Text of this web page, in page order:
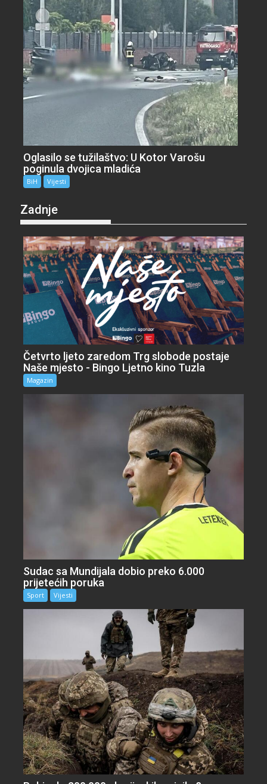
Oglasilo se tužilaštvo: U Kotor Varošu
poginula dvojica mladića
BiH Vijesti
Zadnje
Četvrto ljeto zaredom Trg slobode postaje
Naše mjesto - Bingo Ljetno kino Tuzla
Magazin
Sudac sa Mundijala dobio preko 6.000
prijetećih poruka
Sport Vijesti